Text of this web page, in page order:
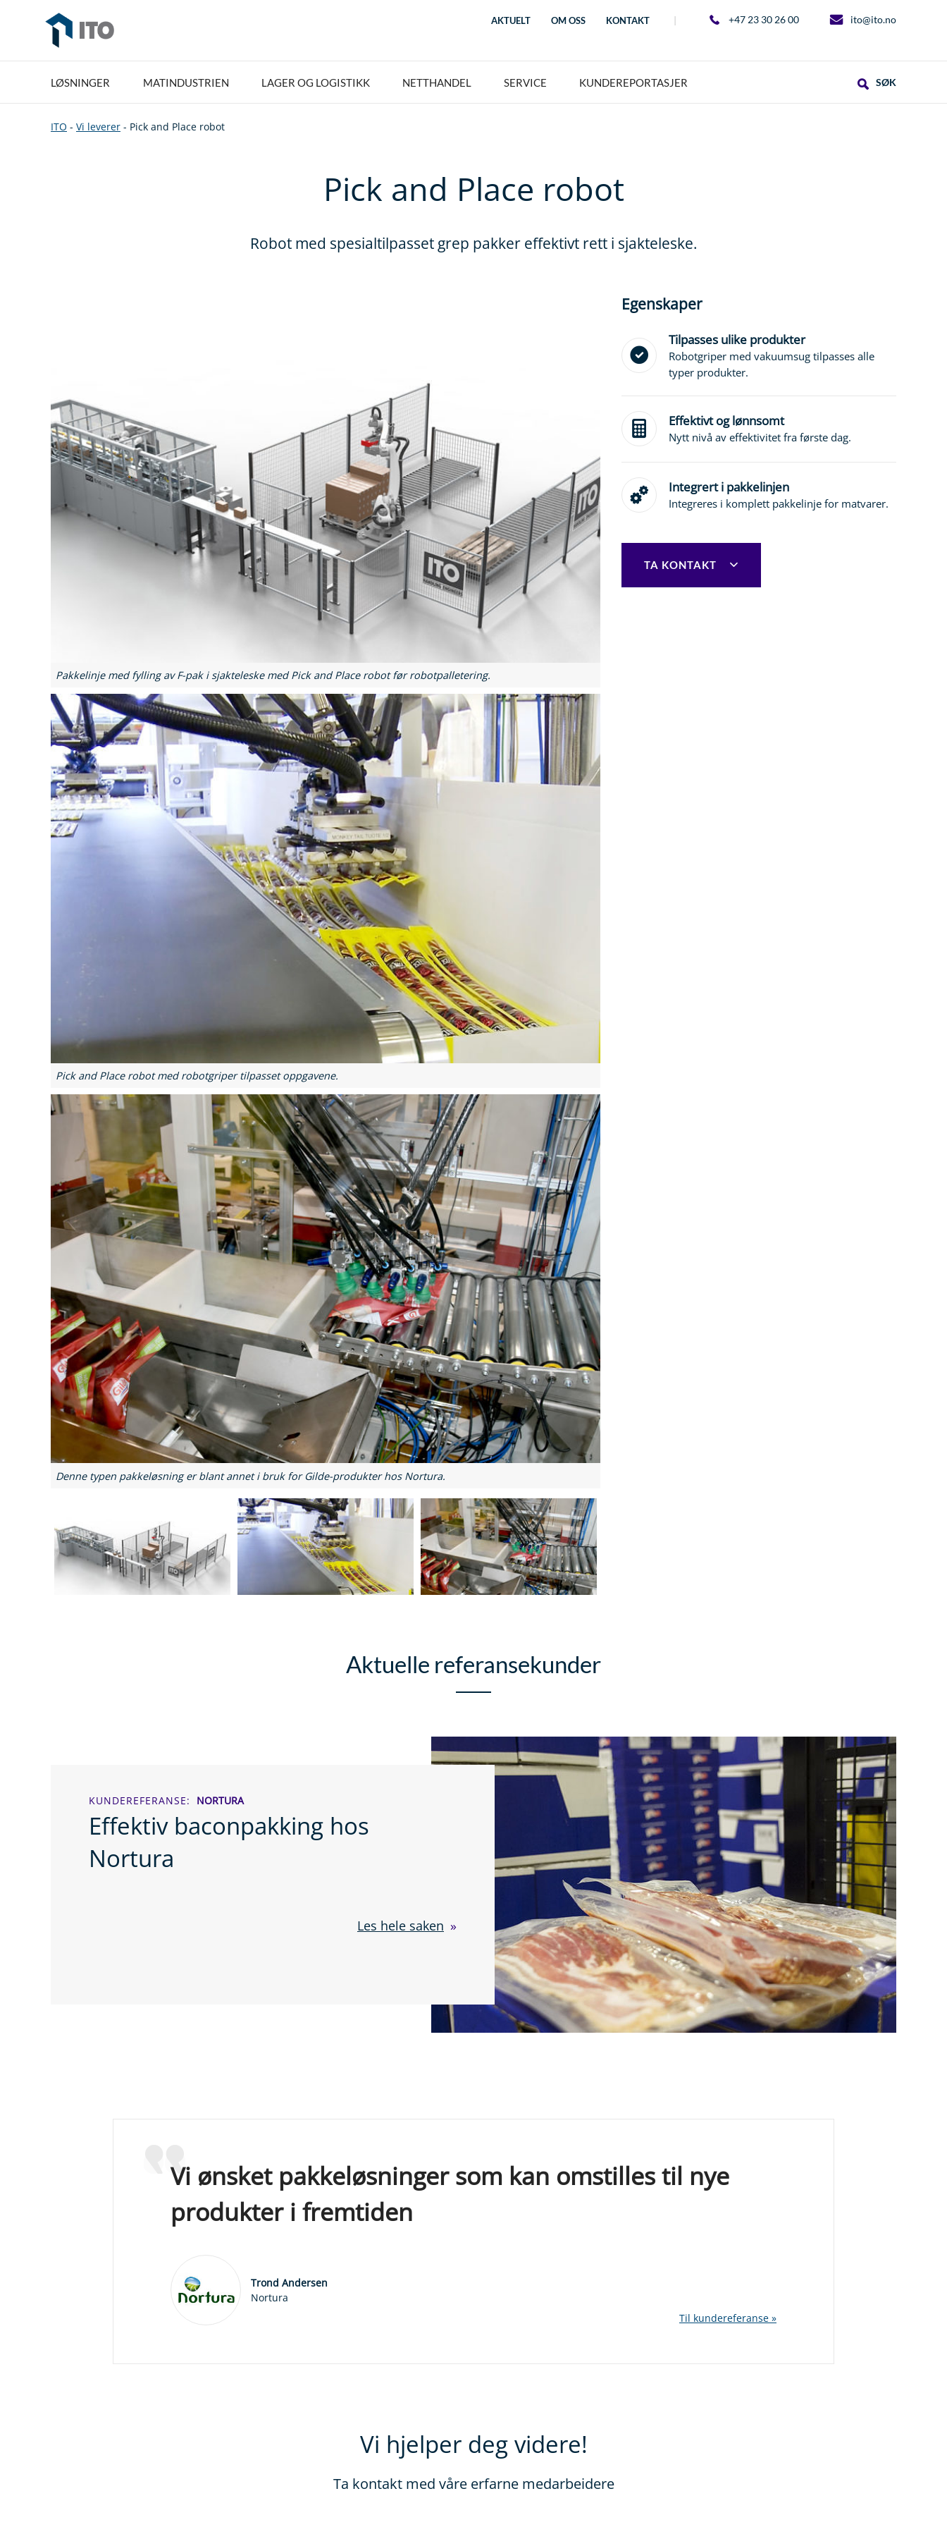
AKTUELT OM OSS KONTAKT +47 23 30 26 00 ito@ito.no
LØSNINGER MATINDUSTRIEN LAGER OG LOGISTIKK NETTHANDEL SERVICE KUNDEREPORTASJER SØK
ITO - Vi leverer - Pick and Place robot
Pick and Place robot
Robot med spesialtilpasset grep pakker effektivt rett i sjakteleske.
Pakkelinje med fylling av F-pak i sjakteleske med Pick and Place robot før robotpalletering.
Pick and Place robot med robotgriper tilpasset oppgavene.
Denne typen pakkeløsning er blant annet i bruk for Gilde-produkter hos Nortura.
Egenskaper
Tilpasses ulike produkter
Robotgriper med vakuumsug tilpasses alle
typer produkter.
Effektivt og lønnsomt
Nytt nivå av effektivitet fra første dag.
Integrert i pakkelinjen
Integreres i komplett pakkelinje for matvarer.
TA KONTAKT
Aktuelle referansekunder
KUNDEREFERANSE NORTURA
Effektiv baconpakking hos
Nortura
Les hele saken
Vi ønsket pakkeløsninger som kan omstilles til nye
produkter i fremtiden
Trond Andersen
Nortura
Til kundereferanse »
Vi hjelper deg videre!
Ta kontakt med våre erfarne medarbeidere